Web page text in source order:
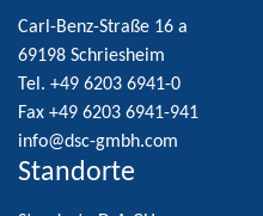
Carl-Benz-Straße 16 a
69198 Schriesheim
Tel. +49 6203 6941-0
Fax +49 6203 6941-941
info@dsc-gmbh.com
Standorte